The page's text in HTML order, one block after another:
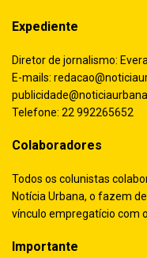
Expediente
Diretor de jornalismo:
E-mails:
Telefone: 22 992265652
Colaboradores
Todos os colunistas
Notícia Urbana, o fazem
vínculo empregatício com
Importante